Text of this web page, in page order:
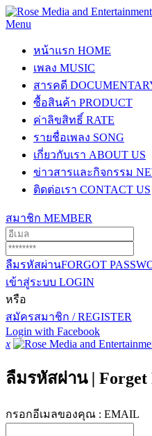
Menu
หน้าแรก HOME
เพลง MUSIC
สารคดี
ซื้อสินค้า PRODUCT
ค่าลิขสิทธิ์ RATE
รายชื่อเพลง SONG
เกี่ยวกับเรา ABOUT US
ข่าวสารและกิจกรรม
ติดต่อเรา CONTACT US
สมาชิก MEMBER
ลืมรหัสผ่านFORGOT
เข้าสู่ระบบ LOGIN
หรือ
สมัครสมาชิก / REGISTER
Login with Facebook
x
ลืมรหัสผ่าน | Forget
กรอกอีเมลของคุณ : EMAIL